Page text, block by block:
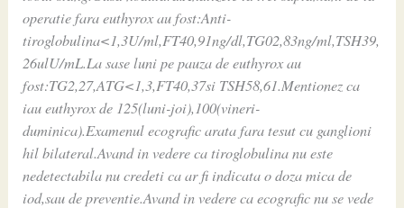
operatie fara euthyrox au fost:Anti-
tiroglobulina<1,3U/ml,FT40,91ng/dl,TG02,83ng/ml,TSH39,
26ulU/mL.La sase luni pe pauza de euthyrox au
fost:TG2,27,ATG<1,3,FT40,37si TSH58,61.Mentionez ca
iau euthyrox de 125(luni-joi),100(vineri-
duminica).Examenul ecografic arata fara tesut cu ganglioni
hil bilateral.Avand in vedere ca tiroglobulina nu este
nedetectabila nu credeti ca ar fi indicata o doza mica de
iod,sau de preventie.Avand in vedere ca ecografic nu se vede